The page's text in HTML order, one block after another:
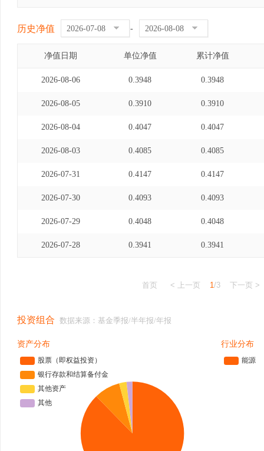
历史净值 -
净值日期 单位净值 累计净值
2026-08-06 0.3948 0.3948
2026-08-05 0.3910 0.3910
2026-08-04 0.4047 0.4047
2026-08-03 0.4085 0.4085
2026-07-31 0.4147 0.4147
2026-07-30 0.4093 0.4093
2026-07-29 0.4048 0.4048
2026-07-28 0.3941 0.3941
首页 < 上一页 1/3 下一页 >
投资组合 数据来源：基金季报/半年报/年报
资产分布 行业分布